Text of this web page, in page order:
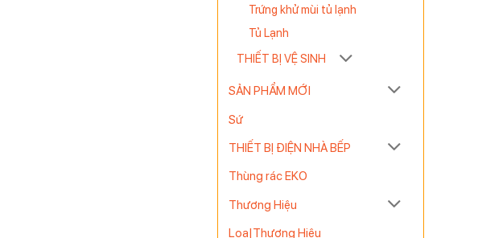
Trứng khử mùi tủ lạnh
Tủ Lạnh
THIẾT BỊ VỆ SINH
SẢN PHẨM MỚI
Sứ
THIẾT BỊ ĐIỆN NHÀ BẾP
Thùng rác EKO
Thương Hiệu
Loa|Thương Hiệu